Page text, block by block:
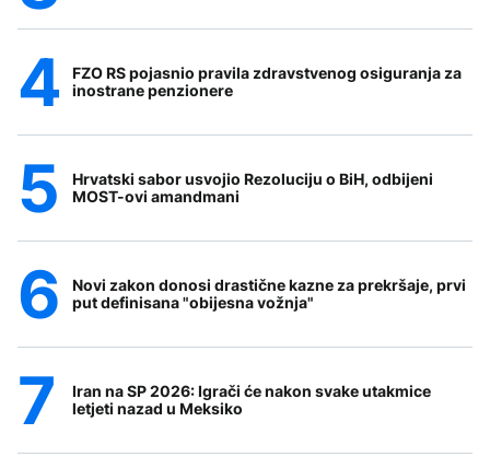
FZO RS pojasnio pravila zdravstvenog osiguranja za
inostrane penzionere
Hrvatski sabor usvojio Rezoluciju o BiH, odbijeni
MOST-ovi amandmani
Novi zakon donosi drastične kazne za prekršaje, prvi
put definisana "obijesna vožnja"
Iran na SP 2026: Igrači će nakon svake utakmice
letjeti nazad u Meksiko